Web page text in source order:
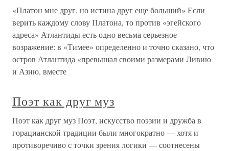
«Платон мне друг, но истина друг еще больший» Если
верить каждому слову Платона, то против «эгейского
адреса» Атлантиды есть одно весьма серьезное
возражение: в «Тимее» определенно и точно сказано, что
остров Атлантида «превышал своими размерами Ливию
и Азию, вместе
Поэт как друг муз
Поэт как друг муз Поэт, искусство поэзии и дружба в
горацианской традиции были многократно — хотя и
противоречиво с точки зрения логики — соотнесены